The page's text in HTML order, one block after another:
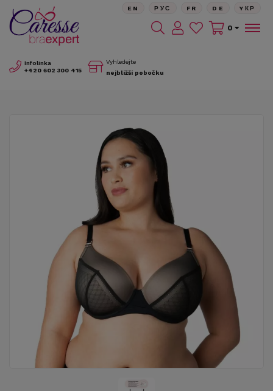
Infolinka
+420 602 300 415
Vyhledejte
nejbližší pobočku
EN РУС FR DE YКР
0